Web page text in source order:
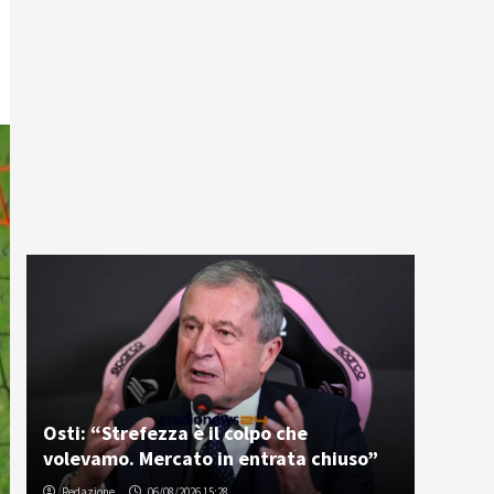
Osti: “Strefezza è il colpo che
volevamo. Mercato in entrata chiuso”